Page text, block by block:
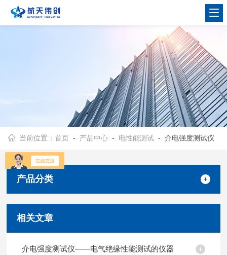
当前位置：首页 - 产品中心 - 电性能测试 - 介电强度测试仪
产品分类
相关文章
介电强度测试仪——电气绝缘性能测试的仪器